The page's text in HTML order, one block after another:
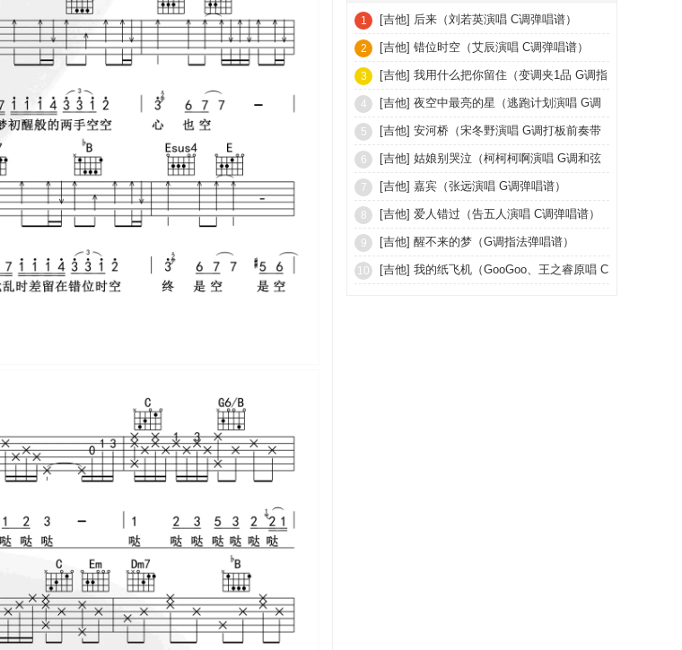
1 [吉他] 后来（刘若英演唱 C调弹唱谱）
2 [吉他] 错位时空（艾辰演唱 C调弹唱谱）
3 [吉他] 我用什么把你留住（变调夹1品 G调指
法）
4 [吉他] 夜空中最亮的星（逃跑计划演唱 G调
指法编配）
5 [吉他] 安河桥（宋冬野演唱 G调打板前奏带
间奏）
6 [吉他] 姑娘别哭泣（柯柯柯啊演唱 G调和弦
编配）
7 [吉他] 嘉宾（张远演唱 G调弹唱谱）
8 [吉他] 爱人错过（告五人演唱 C调弹唱谱）
9 [吉他] 醒不来的梦（G调指法弹唱谱）
10 [吉他] 我的纸飞机（GooGoo、王之睿原唱 C